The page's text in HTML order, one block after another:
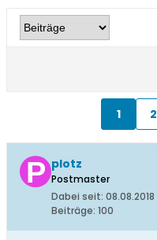
1 2
plotz
Postmaster
Dabei seit: 08.08.2018
Beiträge: 100